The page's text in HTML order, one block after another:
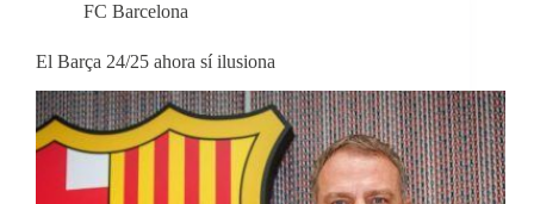
FC Barcelona
El Barça 24/25 ahora sí ilusiona